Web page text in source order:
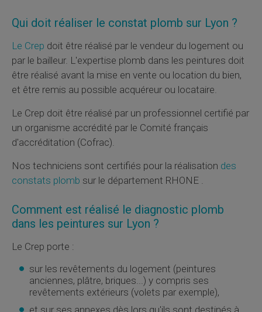
Qui doit réaliser le constat plomb sur Lyon ?
Le Crep doit être réalisé par le vendeur du logement ou
par le bailleur. L'expertise plomb dans les peintures doit
être réalisé avant la mise en vente ou location du bien,
et être remis au possible acquéreur ou locataire.
Le Crep doit être réalisé par un professionnel certifié par
un organisme accrédité par le Comité français
d'accréditation (Cofrac).
Nos techniciens sont certifiés pour la réalisation des
constats plomb sur le département RHONE .
Comment est réalisé le diagnostic plomb
dans les peintures sur Lyon ?
Le Crep porte :
sur les revêtements du logement (peintures
anciennes, plâtre, briques...) y compris ses
revêtements extérieurs (volets par exemple),
et sur ses annexes dès lors qu'ils sont destinés à